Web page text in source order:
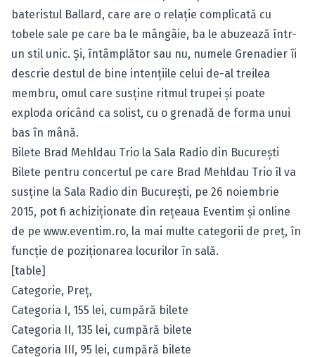
bateristul Ballard, care are o relaţie complicată cu
tobele sale pe care ba le mângâie, ba le abuzează într-
un stil unic. Şi, întâmplător sau nu, numele Grenadier îi
descrie destul de bine intenţiile celui de-al treilea
membru, omul care susţine ritmul trupei şi poate
exploda oricând ca solist, cu o grenadă de forma unui
bas în mână.
Bilete Brad Mehldau Trio la Sala Radio din Bucureşti
Bilete pentru concertul pe care Brad Mehldau Trio îl va
susţine la Sala Radio din Bucureşti, pe 26 noiembrie
2015, pot fi achiziţionate din reţeaua Eventim şi online
de pe www.eventim.ro, la mai multe categorii de preţ, în
funcţie de poziţionarea locurilor în sală.
[table]
Categorie, Preţ,
Categoria I, 155 lei, cumpără bilete
Categoria II, 135 lei, cumpără bilete
Categoria III, 95 lei, cumpără bilete